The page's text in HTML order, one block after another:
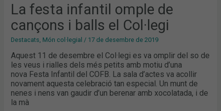
La festa infantil omple de
cançons i balls el Col·legi
Destacats, Món col·legial / 17 de desembre de 2019
Aquest 11 de desembre el Col·legi es va omplir del so de
les veus i rialles dels més petits amb motiu d’una
nova Festa Infantil del COFB. La sala d’actes va acollir
novament aquesta celebració tan especial. Un munt de
nenes i nens van gaudir d’un berenar amb xocolatada, i de
la mà
COL·LEGI